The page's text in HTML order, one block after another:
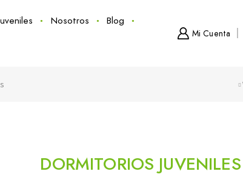
Nosotros
Blog
Mi Cuenta
DORMITORIOS